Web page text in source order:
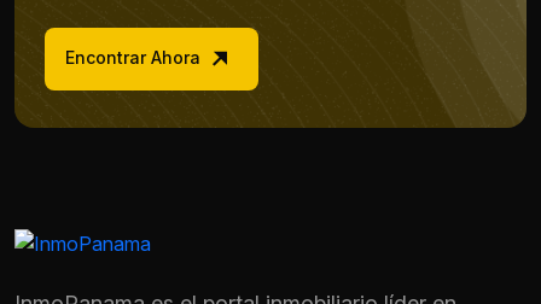
Teléfono / WhatsApp *
Encontrar Ahora